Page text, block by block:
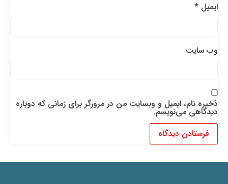
ایمیل*
وب‌ سایت
ذخیره نام، ایمیل و وبسایت من در مرورگر برای زمانی که دوباره
دیدگاهی می‌نویسم.